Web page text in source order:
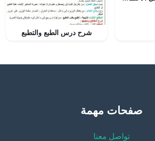
شرح درس الطبع والتطبع
صفحات مهمة
تواصل معنا